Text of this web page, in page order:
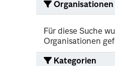
Organisationen
Für diese Suche
Organisationen
Kategorien